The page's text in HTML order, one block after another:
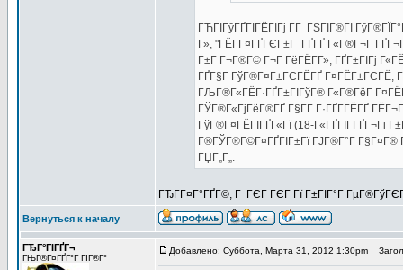
ГЋГІГўГҐГІГЁГІГј Г­Г ГЅГІГ®ГІ
Г», "ГЁГ­Г¤ГҐГЄГ±Г ГҐГҐ Г«Г®Г¬Г
Г±Г Г¬Г®Г© Г¬Г ГёГЁГ­Г», ГҐГ±ГІГј
ГҐГ§Г ГўГ®Г¤Г±ГЄГЁГҐ Г¤ГЁГ±ГЄГЁ,
ГЉГ®Г«ГЁГ·ГҐГ±ГІГўГ® Г«Г®ГёГ
ГЎГ®Г«ГјГёГ®ГҐ Г§Г­Г Г·ГҐГ­ГЁГҐ
ГўГ®Г¤ГЁГІГҐГ«Гї (18-Г«ГҐГІГ­ГҐГ¬Гі
Г®ГЎГ®Г©Г¤ГҐГІГ±Гї ГЈГ®Г°Г Г§Г¤Г®
ГЏГ„Г„.
ГЂГ­Г¤Г°ГҐГ©, Г ГЄГ ГЄГ Гї Г±ГІГ°Г
Вернуться к началу
ГЂГ°ГІГҐГ¬
ГЊГ®Г¤ГҐГ°Г ГІГ®Г°
Добавлено: Суббота, Марта 31, 2012 1:30pm